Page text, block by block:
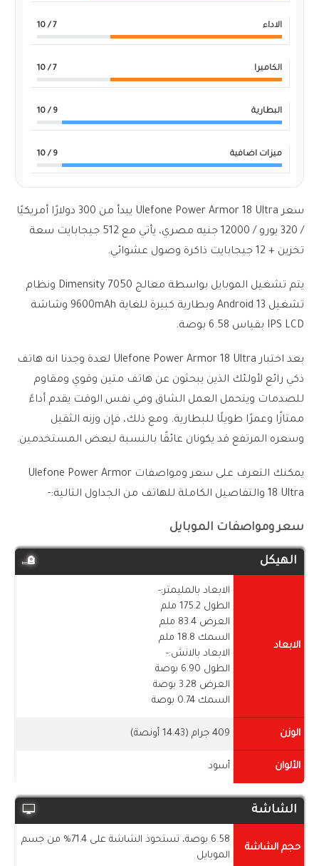
الاداء 7
/ 10
الكاميرا 7
/ 10
البطارية 9
/ 10
ميزات اضافية 9
/ 10
سعر Ulefone Power Armor 18 Ultra يبدأ من 300 دولارًا أمريكيًا
/ 320 يورو / 12000 جنيه مصري، يأتي مع 512 جيجابايت سعة
تخزين + 12 جيجابايت ذاكرة وصول عشوائي.
يتم تشغيل الموبايل بواسطة معالج Dimensity 7050 ونظام
تشغيل Android 13 وبطارية كبيرة للغاية 9600mAh وشاشة
IPS LCD بقياس 6.58 بوصة.
بعد اختبار Ulefone Power Armor 18 Ultra لعدة وجدنا انه هاتف
ذكي رائع لأولئك الذين يبحثون عن هاتف متين وقوي ومقاوم
للصدمات ويتحمل العمل الشاق وفي نفس الوقت يقدم أداءً
ممتازًا وعمرًا طويلًا للبطارية. ومع ذلك، فإن وزنه الثقيل
وسعره المرتفع قد يكونان عائقًا بالنسبة لبعض المستخدمين.
يمكنك التعرف على سعر ومواصفات Ulefone Power Armor
18 Ultra والتفاصيل الكاملة للهاتف من الجداول التالية:-
سعر ومواصفات الموبايل
الهيكل
الابعاد
الابعاد بالمليمتر:-
الطول 175.2 ملم
العرض 83.4 ملم
السمك 18.8 ملم
الابعاد بالانش:-
الطول 6.90 بوصة
العرض 3.28 بوصة
السمك 0.74 بوصة
الوزن 409 جرام (14.43 أونصة)
الألوان أسود
الشاشة
حجم الشاشة
6.58 بوصة، تستحوذ الشاشة على 71.4% من جسم
الموبايل